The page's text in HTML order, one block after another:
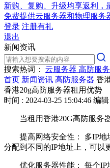
新购、复购、升级均享返利，
免费提供云服务器和物理服务
登录 注册有礼
退出
新闻资讯
搜索热词： 云服务器 高防服
首页 新闻资讯 高防服务器 香
香港20g高防服务器租用优势
时间 : 2024-03-25 15:04:46 编
当租用香港20G高防服务器
提高网络安全性： 多IP地址
分配到不同的IP地址上，可以
优化服务器性能： 每个IP地